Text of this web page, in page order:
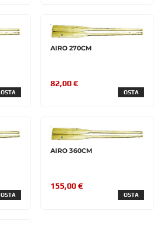
OSTA
AIRO 270CM
82,00 €
OSTA
OSTA
AIRO 360CM
155,00 €
OSTA